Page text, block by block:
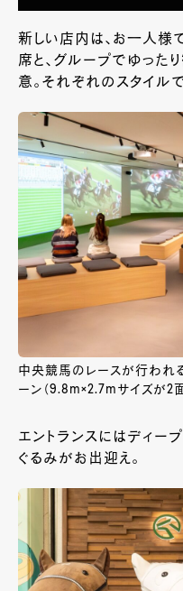
新しい店内は、お一人様
席と、グループでゆった
意。それぞれのスタイル
中央競馬のレースが行われる
ーン（9.8m×2.7mサイズが
エントランスにはディー
ぐるみがお出迎え。